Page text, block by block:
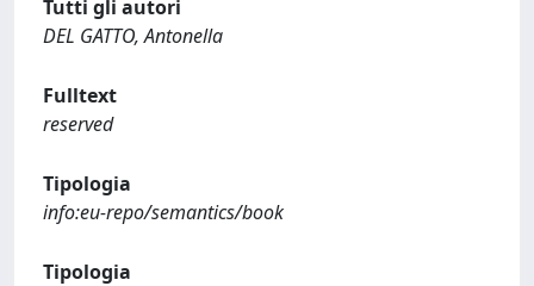
Tutti gli autori
DEL GATTO, Antonella
Fulltext
reserved
Tipologia
info:eu-repo/semantics/book
Tipologia